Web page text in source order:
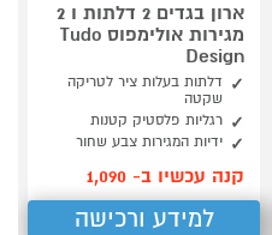
ארון בגדים 2 דלתות ו 2
מגירות אולימפוס Tudo
Design
דלתות בעלות ציר לטריקה
שקטה
רגליות פלסטיק קטנות
ידיות המגירות צבע שחור
קנה עכשיו ב- 1,090
למידע ורכישה